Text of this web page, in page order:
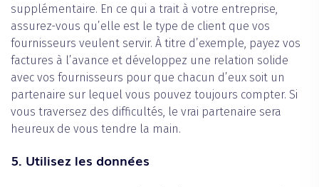
supplémentaire. En ce qui a trait à votre entreprise,
assurez-vous qu’elle est le type de client que vos
fournisseurs veulent servir. À titre d’exemple, payez vos
factures à l’avance et développez une relation solide
avec vos fournisseurs pour que chacun d’eux soit un
partenaire sur lequel vous pouvez toujours compter. Si
vous traversez des difficultés, le vrai partenaire sera
heureux de vous tendre la main.
5. Utilisez les données